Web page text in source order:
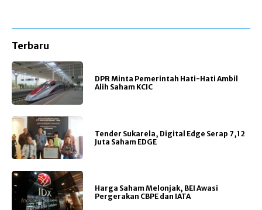
Terbaru
DPR Minta Pemerintah Hati-Hati Ambil
Alih Saham KCIC
Tender Sukarela, Digital Edge Serap 7,12
Juta Saham EDGE
Harga Saham Melonjak, BEI Awasi
Pergerakan CBPE dan IATA